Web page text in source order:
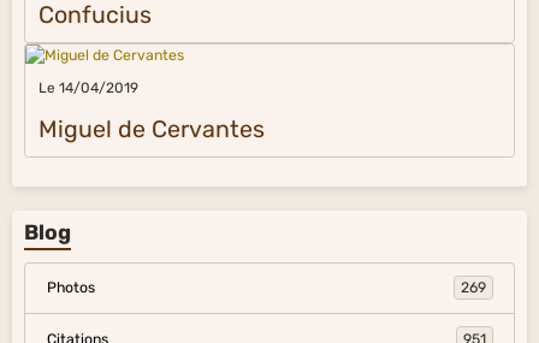
Confucius
Le 14/04/2019
Miguel de Cervantes
Blog
Photos 269
Citations 951